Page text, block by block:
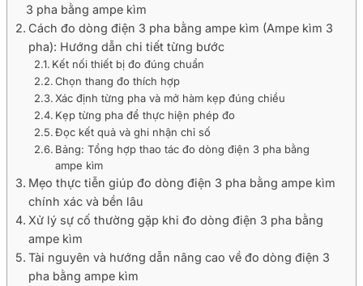
3 pha bằng ampe kìm
Cách đo dòng điện 3 pha bằng ampe kìm (Ampe kìm 3
pha): Hướng dẫn chi tiết từng bước
Kết nối thiết bị đo đúng chuẩn
Chọn thang đo thích hợp
Xác định từng pha và mở hàm kẹp đúng chiều
Kẹp từng pha để thực hiện phép đo
Đọc kết quả và ghi nhận chỉ số
Bảng: Tổng hợp thao tác đo dòng điện 3 pha bằng
ampe kìm
Mẹo thực tiễn giúp đo dòng điện 3 pha bằng ampe kìm
chính xác và bền lâu
Xử lý sự cố thường gặp khi đo dòng điện 3 pha bằng
ampe kìm
Tài nguyên và hướng dẫn nâng cao về đo dòng điện 3
pha bằng ampe kìm